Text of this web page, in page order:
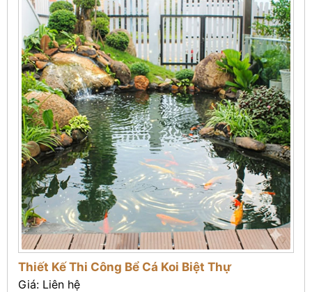
Thiết Kế Thi Công Bể Cá Koi Biệt Thự
Giá: Liên hệ